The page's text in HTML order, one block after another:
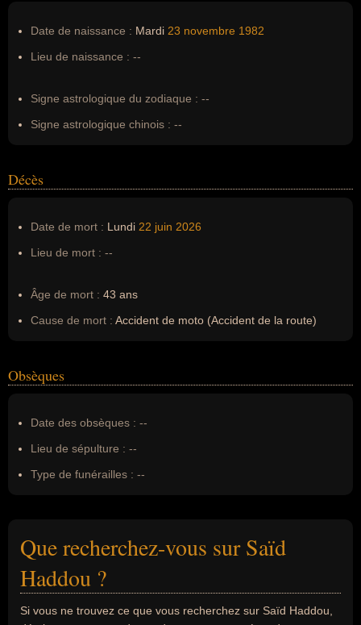
Date de naissance : Mardi 23 novembre 1982
Lieu de naissance : --
Signe astrologique du zodiaque : --
Signe astrologique chinois : --
Décès
Date de mort : Lundi 22 juin 2026
Lieu de mort : --
Âge de mort : 43 ans
Cause de mort : Accident de moto (Accident de la route)
Obsèques
Date des obsèques : --
Lieu de sépulture : --
Type de funérailles : --
Que recherchez-vous sur Saïd
Haddou ?
Si vous ne trouvez ce que vous recherchez sur Saïd Haddou,